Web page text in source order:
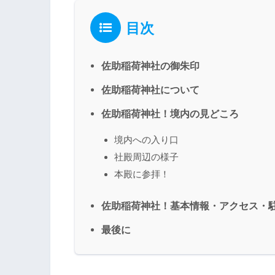
目次
佐助稲荷神社の御朱印
佐助稲荷神社について
佐助稲荷神社！境内の見どころ
境内への入り口
社殿周辺の様子
本殿に参拝！
佐助稲荷神社！基本情報・アクセス・
最後に